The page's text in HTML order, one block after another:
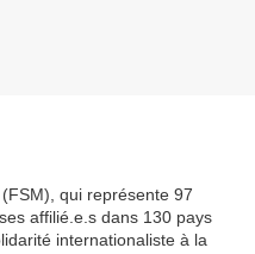
qui représente 97
affilié.e.s dans 130 pays
internationaliste à la